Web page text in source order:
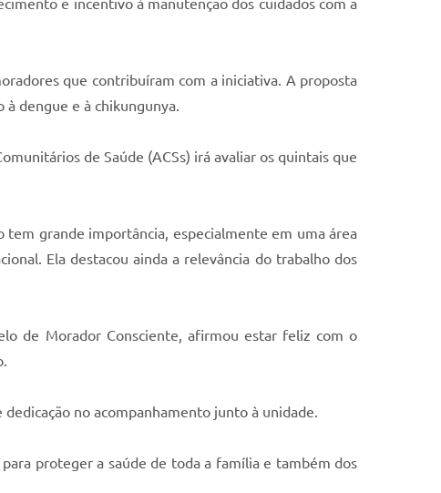
e incentivo à manutenção dos cuidados com a
que contribuíram com a iniciativa. A proposta
dengue e à chikungunya.
de Saúde (ACSs) irá avaliar os quintais que
tem grande importância, especialmente em uma área
Ela destacou ainda a relevância do trabalho dos
de Morador Consciente, afirmou estar feliz com o
no acompanhamento junto à unidade.
proteger a saúde de toda a família e também dos